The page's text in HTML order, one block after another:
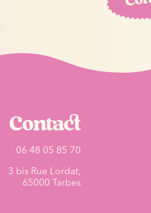
Contact
06 48 05 85 70
3 bis Rue Lordat,
65000 Tarbes